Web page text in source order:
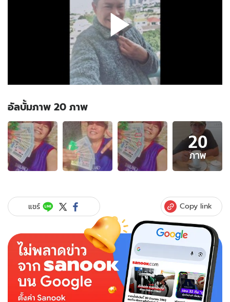
อัลบั้มภาพ 20 ภาพ
อัลบั้ม
ภาพ
20
ภาพ
ของ
เผย
เลข
ที่
ชอบ
โชว์
ลอตเตอรี่
ใหญ่
20
ภาพ
แชร์ Copy link